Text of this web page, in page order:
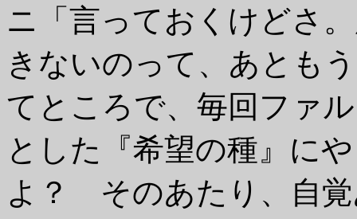
ニ「言っておくけどさ
きないのって、あとも
てところで、毎回ファ
とした『希望の種』に
よ？ そのあたり、自覚